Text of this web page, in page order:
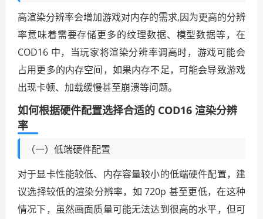
高渲染分辨率会增加游戏对内存的需求,因为更高的分辨
率意味着需要存储更多的纹理数据、模型数据等，在
COD16 中，当玩家将渲染分辨率调高时，游戏可能会
占用更多的内存空间，如果内存不足，可能会导致游戏
出现卡顿、加载缓慢甚至崩溃等问题。
如何根据硬件配置选择合适的 COD16 渲染分辨
率
（一）低端硬件配置
对于显卡性能较低、内存容量较小的低端硬件配置，建
议选择较低的渲染分辨率，如 720p 甚至更低，在这种
情况下，虽然画面质量可能无法达到很高的水平，但可